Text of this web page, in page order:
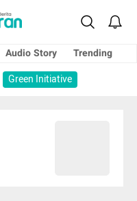
Audio Story
Trending
Green Initiative